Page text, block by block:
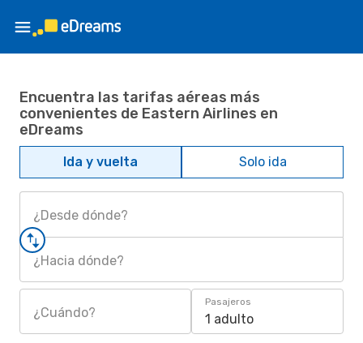
Encuentra las tarifas aéreas más
convenientes de Eastern Airlines en
eDreams
Ida y vuelta Solo ida
¿Desde dónde?
¿Hacia dónde?
¿Cuándo?
Pasajeros
1 adulto